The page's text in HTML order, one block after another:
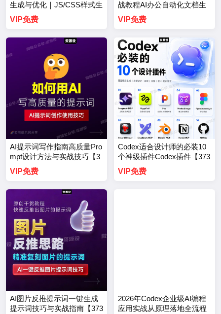
生成与优化｜JS/CSS样式生
成｜GEO优化【3737期】
VIP免费
战教程AI办公自动化文档生
成会议整理【3736期】
VIP免费
AI提示词写作指南高质量Pro
mpt设计方法与实战技巧【3
732期】
VIP免费
Codex适合设计师的必装10
个神级插件Codex插件【373
1期】
VIP免费
AI图片反推提示词一键生成
提示词技巧与实战指南【373
2026年Codex企业级AI编程
应用实战从原理落地全流程